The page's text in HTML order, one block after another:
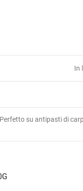
In
Perfetto su antipasti di